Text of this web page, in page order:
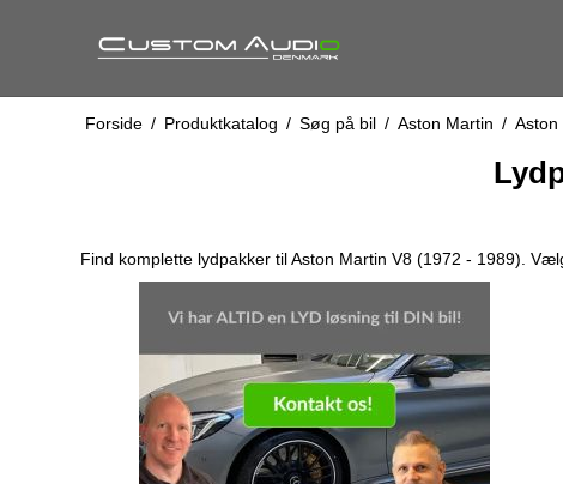
Forside / Produktkatalog / Søg på bil / Aston Martin / Aston
Find komplette lydpakker til Aston Martin V8 (1972 - 1989).